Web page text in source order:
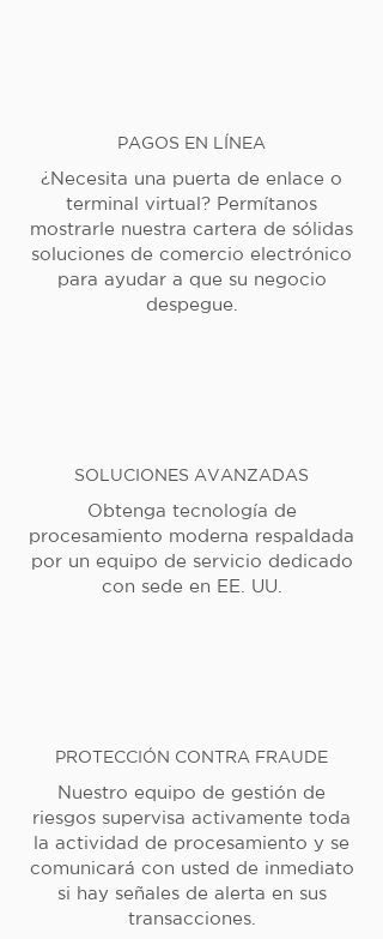
PAGOS EN LÍNEA
¿Necesita una puerta de enlace o
terminal virtual? Permítanos
mostrarle nuestra cartera de sólidas
soluciones de comercio electrónico
para ayudar a que su negocio
despegue.
SOLUCIONES AVANZADAS
Obtenga tecnología de
procesamiento moderna respaldada
por un equipo de servicio dedicado
con sede en EE. UU.
PROTECCIÓN CONTRA FRAUDE
Nuestro equipo de gestión de
riesgos supervisa activamente toda
la actividad de procesamiento y se
comunicará con usted de inmediato
si hay señales de alerta en sus
transacciones.